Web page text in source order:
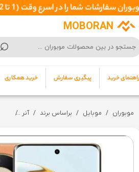
MOBORAN
⌕
راهنمای خرید پیگیری سفارش خرید همکاری
حساب کاربری من
تغییر گذر واژه
خروج از حساب کاربری
روز کاری ) ارسال میکند تا نهایتا بین 3 تا 7 روزکاری بدستتان برسد
موبوران موبایل براساس برند آنر